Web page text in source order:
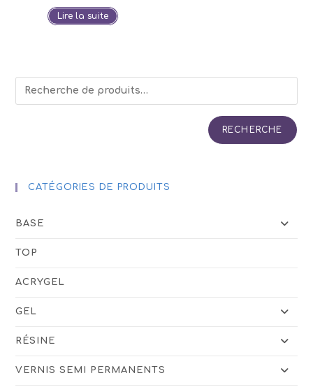
Lire la suite
RECHERCHE
CATÉGORIES DE PRODUITS
BASE
TOP
ACRYGEL
GEL
RÉSINE
VERNIS SEMI PERMANENTS